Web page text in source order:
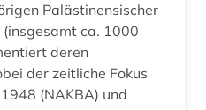
Palästinensischer
ca. 1000
deren
der zeitliche Fokus
(NAKBA) und